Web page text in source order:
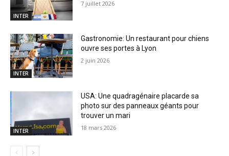
INTER
7 juillet 2026
INTER
Gastronomie: Un restaurant pour chiens
ouvre ses portes à Lyon
2 juin 2026
INTER
USA: Une quadragénaire placarde sa
photo sur des panneaux géants pour
trouver un mari
18 mars 2026